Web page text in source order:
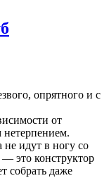
опрятного и с
от
нетерпением.
не идут в ногу со
это конструктор
собрать даже